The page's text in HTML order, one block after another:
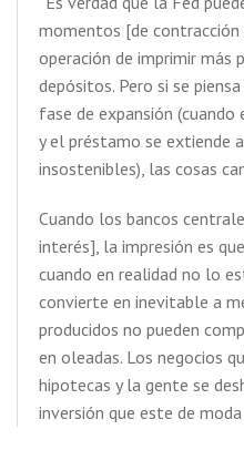
momentos [de
operación de imprimir más
depósitos. Pero si se
fase de expansión
y el préstamo se extiende
insostenibles), las cosas
Cuando los bancos
interés], la impresión es
cuando en realidad no lo
convierte en inevitable a
producidos no pueden
en oleadas. Los negocios
hipotecas y la gente se
inversión que este de